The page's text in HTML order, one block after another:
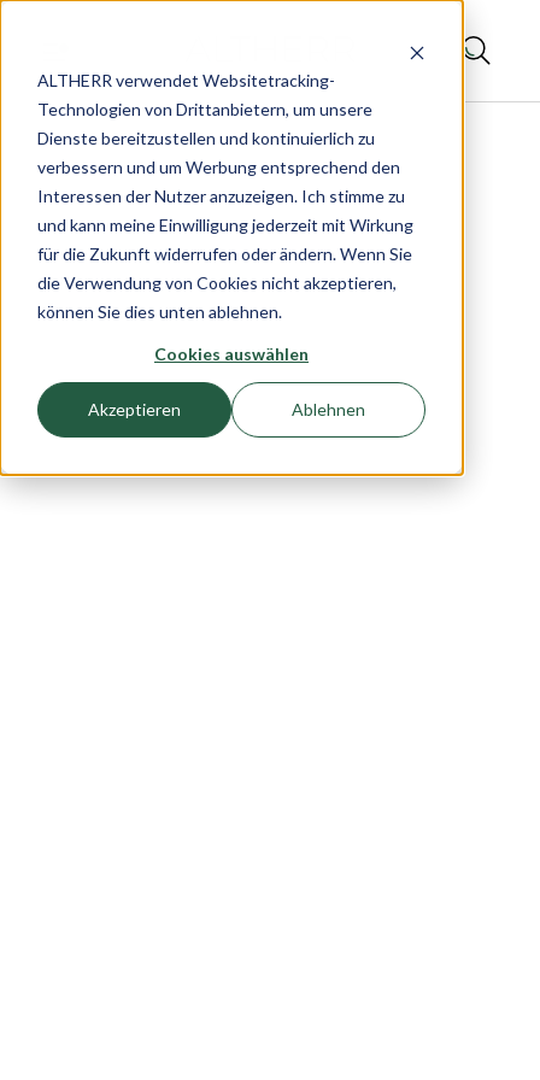
ALTHERR verwendet Websitetracking-
Technologien von Drittanbietern, um unsere
Dienste bereitzustellen und kontinuierlich zu
verbessern und um Werbung entsprechend den
Interessen der Nutzer anzuzeigen. Ich stimme zu
und kann meine Einwilligung jederzeit mit Wirkung
für die Zukunft widerrufen oder ändern. Wenn Sie
die Verwendung von Cookies nicht akzeptieren,
können Sie dies unten ablehnen.
Cookies auswählen
Akzeptieren Ablehnen